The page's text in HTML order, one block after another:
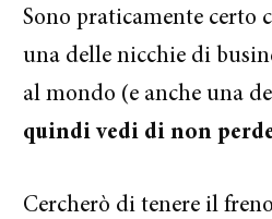
Sono praticamente certo
una delle nicchie di
al mondo (e anche una
quindi vedi di non
Cercherò di tenere il